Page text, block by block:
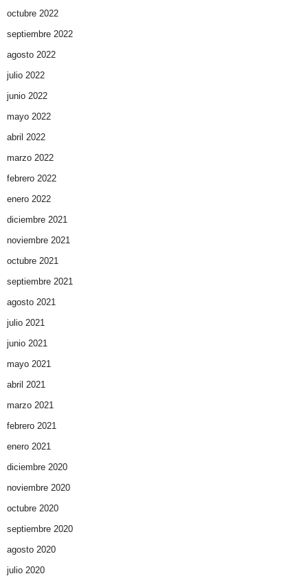
octubre 2022
septiembre 2022
agosto 2022
julio 2022
junio 2022
mayo 2022
abril 2022
marzo 2022
febrero 2022
enero 2022
diciembre 2021
noviembre 2021
octubre 2021
septiembre 2021
agosto 2021
julio 2021
junio 2021
mayo 2021
abril 2021
marzo 2021
febrero 2021
enero 2021
diciembre 2020
noviembre 2020
octubre 2020
septiembre 2020
agosto 2020
julio 2020